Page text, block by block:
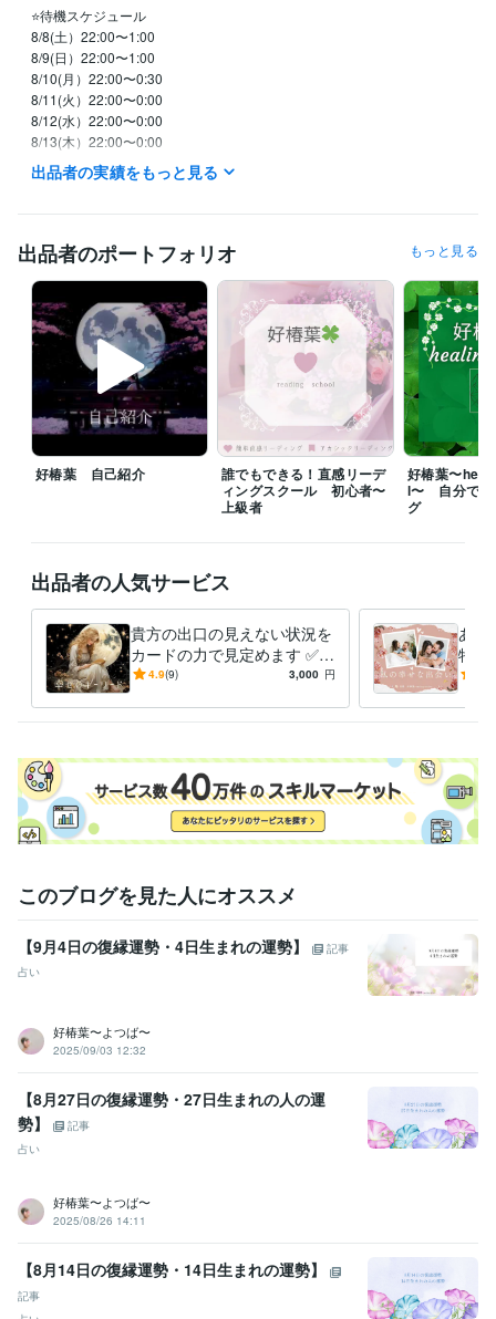
⭐️待機スケジュール
8/8(土）22:00〜1:00
8/9(日）22:00〜1:00
8/10(月）22:00〜0:30
8/11(火）22:00〜0:00
8/12(水）22:00〜0:00
8/13(木）22:00〜0:00
8/７(金）22:00〜1:30
※待機開始時間は前後することがあります。
⭐️メッセージいただけたら優先いたします
⭐️平日は、基本的に
２２：００以降からの待機です
⭐️土日祝は、イレギュラーに対応です
⭐️待機中はお問い合わせなくお電話可能です！
⭐️チャットは基本的に回数での
カウントとさせていただきます。
⭐️待機中でなくてもメッセージにて
調整可能な場合はありますが、
平日は夜のみ対応となります。
⭐️待機中でも内容によっては、
ご了承くださいませ♡
⭐︎お一人お一人の
「心」に寄り添って
精一杯対応させていただきます♡
⭐︎その他
・ご予約の場合はできる限り日時の調整を
しますので、お気軽にご相談ください。
それでは、心より
経験職種
医療・介護 / 看護師 経験年数 : 45年
基礎疾患に精神疾患を抱えている方の膠原病看護について 在宅看護
介に必要な訪問看護師に求めること
資格・検定
看護師 取得年 : 1996年
Excel:10年
その他ツール
傾聴力:29年恋愛におけるコミュニケーションスキル:9年
心の健康のサポート:29年恋愛カウンセリング:9年
霊視・霊感・霊聴:9年
オラクルカード占い師:9年
守護霊リーディング:9年
出品者の実績をもっと見る
出品者のポートフォリオ もっと見る
好椿葉 自己紹介
誰でもできる！直感リーデ
ィングスクール 初心者〜
上級者
好椿葉〜
l〜 自分で簡
グ
出品者の人気サービス
貴方の出口の見えない状況を
カードの力で見定めます ✅ア
カシックレコードとオラクル
す！
4.9(9) 3,000 円
あな
特別
恋愛
このブログを見た人にオススメ
【9月4日の復縁運勢・4日生まれの運勢】
記事
占い
好椿葉〜よつば〜
2025/09/03 12:32
【8月27日の復縁運勢・27日生まれの人の運
勢】
記事
占い
好椿葉〜よつば〜
2025/08/26 14:11
【8月14日の復縁運勢・14日生まれの運勢】
記事